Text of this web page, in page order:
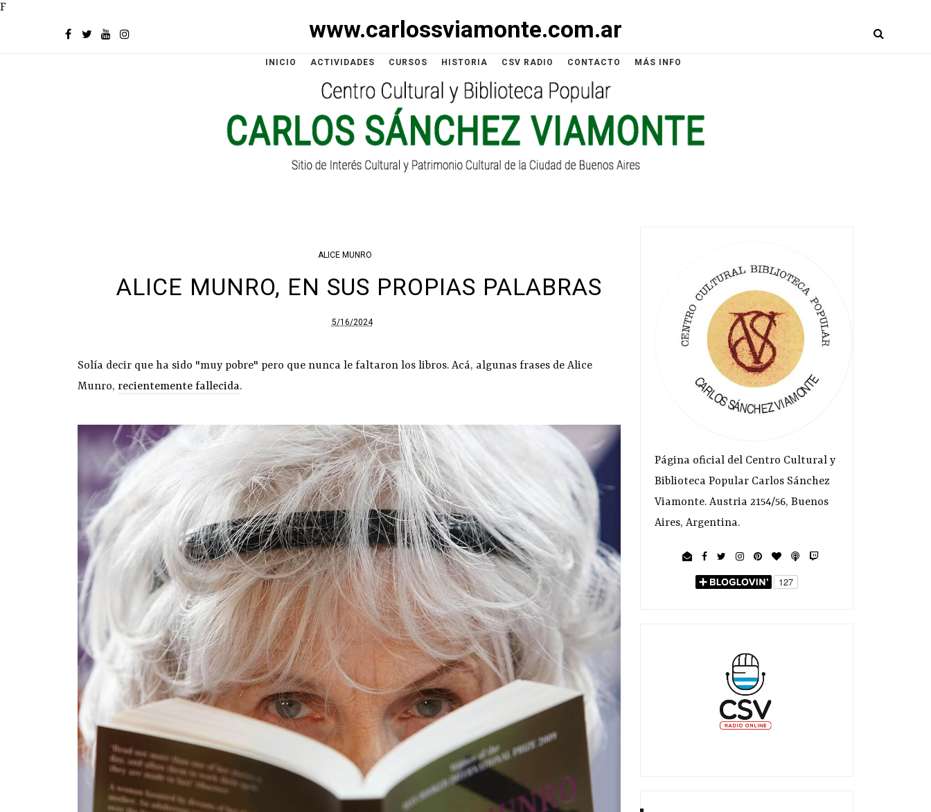
F
www.carlossviamonte.com.ar
INICIO ACTIVIDADES CURSOS HISTORIA CSV RADIO CONTACTO MÁS INFO
ALICE MUNRO
ALICE MUNRO, EN SUS PROPIAS PALABRAS
5/16/2024
Solía decir que ha sido "muy pobre" pero que nunca le faltaron los libros. Acá, algunas frases de Alice
Munro, recientemente fallecida.
Página oficial del Centro Cultural y
Biblioteca Popular Carlos Sánchez
Viamonte. Austria 2154/56, Buenos
Aires, Argentina.